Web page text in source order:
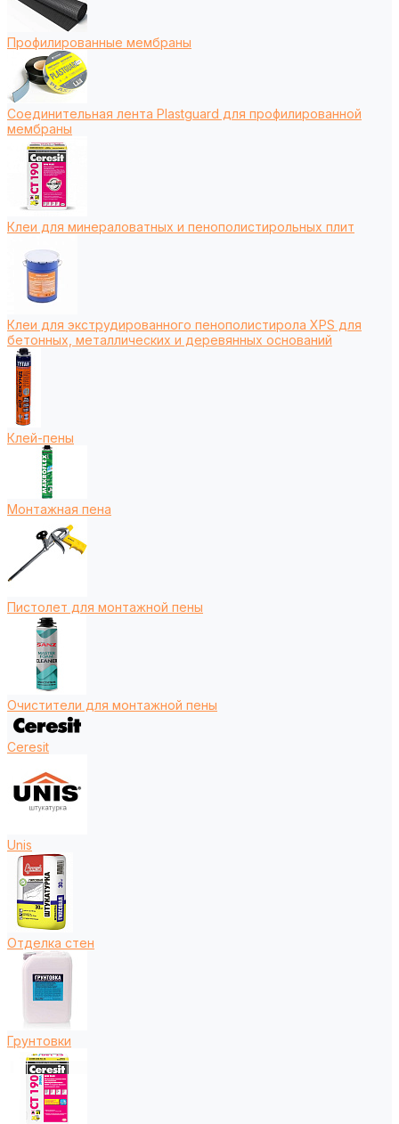
Профилированные мембраны
Соединительная лента Plastguard для профилированной
мембраны
Клеи для минераловатных и пенополистирольных плит
Клеи для экструдированного пенополистирола XPS для
бетонных, металлических и деревянных оснований
Клей-пены
Монтажная пена
Пистолет для монтажной пены
Очистители для монтажной пены
Ceresit
Unis
Отделка стен
Грунтовки